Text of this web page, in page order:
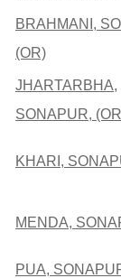
BRAHMANI,
(OR)
JHARTARBHA,
SONAPUR,
KHARI,
MENDA,
PUA,